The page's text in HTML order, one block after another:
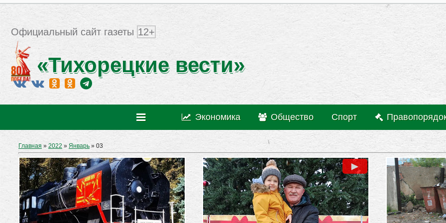
Официальный сайт газеты 12+
«Тихорецкие вести»
Экономика Общество Спорт
Главная »2022 » Январь » 03
►